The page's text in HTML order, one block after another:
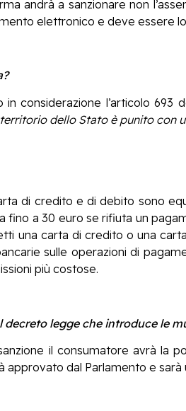
andrà a sanzionare non
elettronico e deve essere
in considerazione l’articolo
dello Stato è punito con
di credito e di debito sono
fino a 30 euro se rifiuta un
una carta di credito o una
sulle operazioni di
più costose.
decreto legge che introduce le
il consumatore avrà la
approvato dal Parlamento e